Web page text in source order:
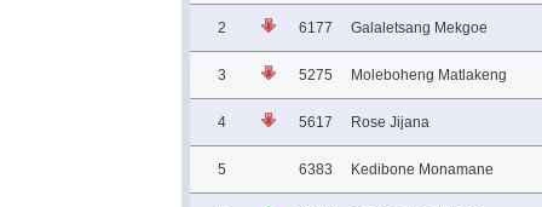
2 6177 Galaletsang Mekgoe
3 5275 Moleboheng Matlakeng
4 5617 Rose Jijana
5 6383 Kedibone Monamane